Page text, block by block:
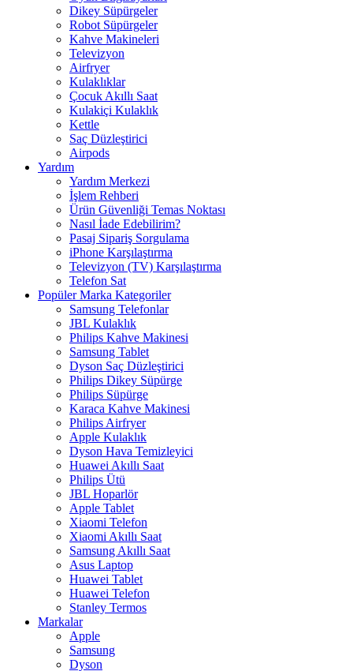
Dikey Süpürgeler
Robot Süpürgeler
Kahve Makineleri
Televizyon
Airfryer
Kulaklıklar
Çocuk Akıllı Saat
Kulakiçi Kulaklık
Kettle
Saç Düzleştirici
Airpods
Yardım
Yardım Merkezi
İşlem Rehberi
Ürün Güvenliği Temas Noktası
Nasıl İade Edebilirim?
Pasaj Sipariş Sorgulama
iPhone Karşılaştırma
Televizyon (TV) Karşılaştırma
Telefon Sat
Popüler Marka Kategoriler
Samsung Telefonlar
JBL Kulaklık
Philips Kahve Makinesi
Samsung Tablet
Dyson Saç Düzleştirici
Philips Dikey Süpürge
Philips Süpürge
Karaca Kahve Makinesi
Philips Airfryer
Apple Kulaklık
Dyson Hava Temizleyici
Huawei Akıllı Saat
Philips Ütü
JBL Hoparlör
Apple Tablet
Xiaomi Telefon
Xiaomi Akıllı Saat
Samsung Akıllı Saat
Asus Laptop
Huawei Tablet
Huawei Telefon
Stanley Termos
Markalar
Apple
Samsung
Dyson